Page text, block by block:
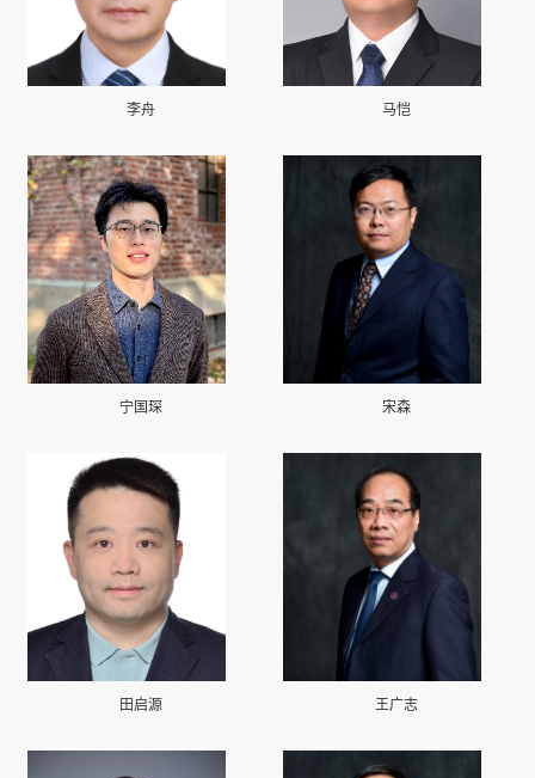
李舟 马恺
宁国琛 宋森
田启源 王广志